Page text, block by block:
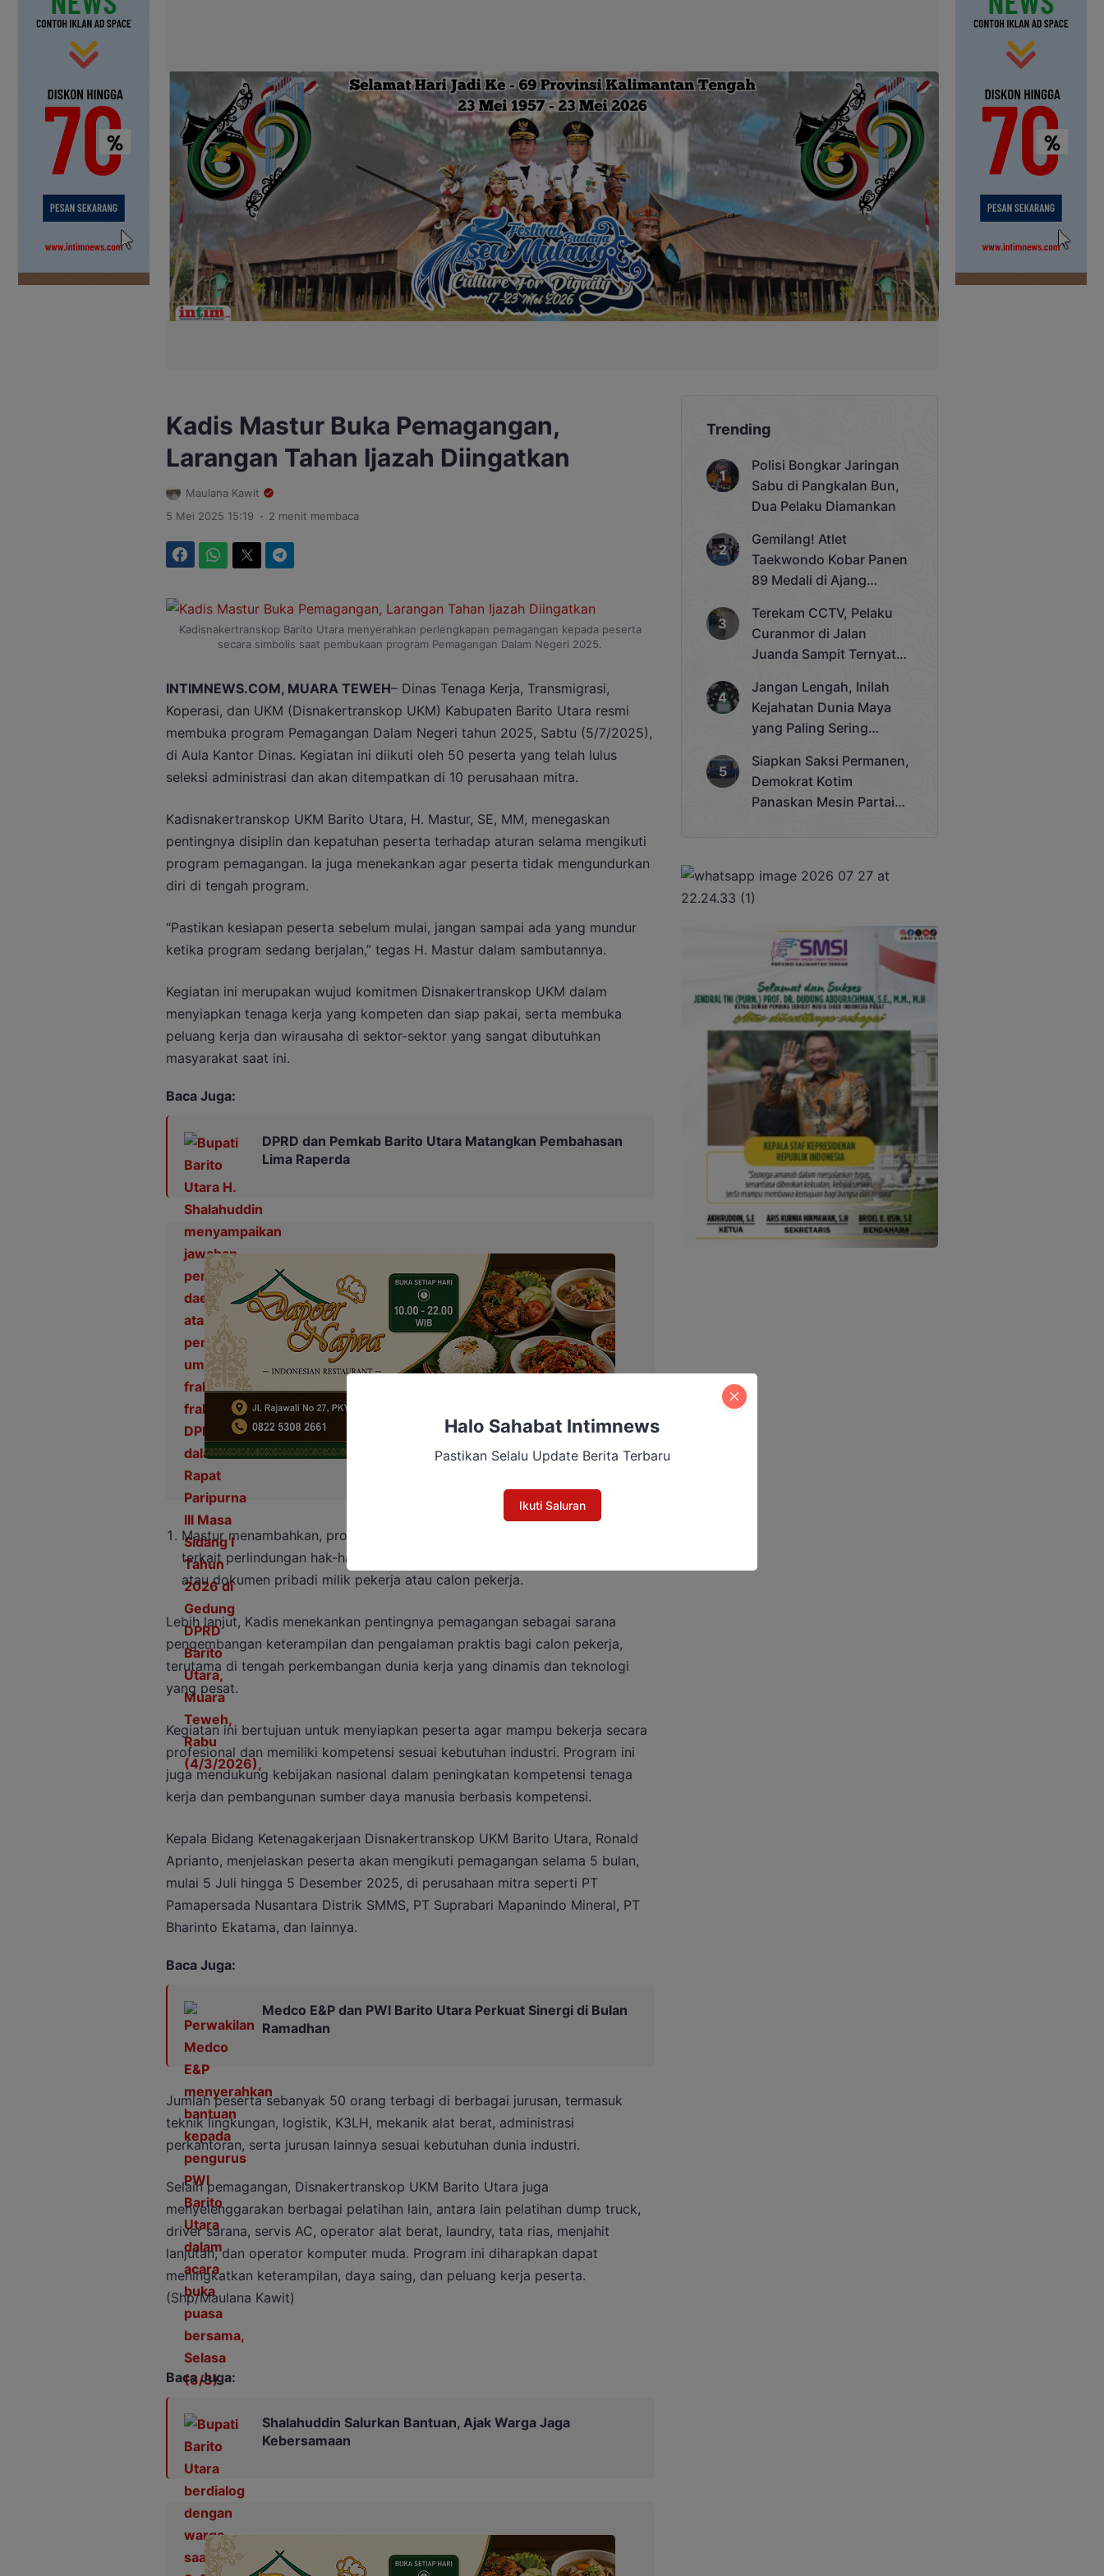
Kadis Mastur Buka Pemagangan,
Larangan Tahan Ijazah Diingatkan
Maulana Kawit
5 Mei 2025 15:19 . 2 menit membaca
Kadisnakertranskop Barito Utara menyerahkan perlengkapan pemagangan kepada peserta
secara simbolis saat pembukaan program Pemagangan Dalam Negeri 2025.
INTIMNEWS.COM, MUARA TEWEH– Dinas Tenaga Kerja, Transmigrasi,
Koperasi, dan UKM (Disnakertranskop UKM) Kabupaten Barito Utara resmi
membuka program Pemagangan Dalam Negeri tahun 2025, Sabtu (5/7/2025),
di Aula Kantor Dinas. Kegiatan ini diikuti oleh 50 peserta yang telah lulus
seleksi administrasi dan akan ditempatkan di 10 perusahaan mitra.
Kadisnakertranskop UKM Barito Utara, H. Mastur, SE, MM, menegaskan
pentingnya disiplin dan kepatuhan peserta terhadap aturan selama mengikuti
program pemagangan. Ia juga menekankan agar peserta tidak mengundurkan
diri di tengah program.
“Pastikan kesiapan peserta sebelum mulai, jangan sampai ada yang mundur
ketika program sedang berjalan,” tegas H. Mastur dalam sambutannya.
Kegiatan ini merupakan wujud komitmen Disnakertranskop UKM dalam
menyiapkan tenaga kerja yang kompeten dan siap pakai, serta membuka
peluang kerja dan wirausaha di sektor-sektor yang sangat dibutuhkan
masyarakat saat ini.
Baca Juga:
DPRD dan Pemkab Barito Utara Matangkan Pembahasan
Lima Raperda
Mastur menambahkan, program ini sejalan dengan kebijakan nasional
terkait perlindungan hak-hak pekerja, termasuk larangan penahanan ijazah
atau dokumen pribadi milik pekerja atau calon pekerja.
Lebih lanjut, Kadis menekankan pentingnya pemagangan sebagai sarana
pengembangan keterampilan dan pengalaman praktis bagi calon pekerja,
terutama di tengah perkembangan dunia kerja yang dinamis dan teknologi
yang pesat.
Kegiatan ini bertujuan untuk menyiapkan peserta agar mampu bekerja secara
profesional dan memiliki kompetensi sesuai kebutuhan industri. Program ini
juga mendukung kebijakan nasional dalam peningkatan kompetensi tenaga
kerja dan pembangunan sumber daya manusia berbasis kompetensi.
Kepala Bidang Ketenagakerjaan Disnakertranskop UKM Barito Utara, Ronald
Aprianto, menjelaskan peserta akan mengikuti pemagangan selama 5 bulan,
mulai 5 Juli hingga 5 Desember 2025, di perusahaan mitra seperti PT
Pamapersada Nusantara Distrik SMMS, PT Suprabari Mapanindo Mineral, PT
Bharinto Ekatama, dan lainnya.
Baca Juga:
Medco E&P dan PWI Barito Utara Perkuat Sinergi di Bulan
Ramadhan
Jumlah peserta sebanyak 50 orang terbagi di berbagai jurusan, termasuk
teknik lingkungan, logistik, K3LH, mekanik alat berat, administrasi
perkantoran, serta jurusan lainnya sesuai kebutuhan dunia industri.
Selain pemagangan, Disnakertranskop UKM Barito Utara juga
menyelenggarakan berbagai pelatihan lain, antara lain pelatihan dump truck,
driver sarana, servis AC, operator alat berat, laundry, tata rias, menjahit
lanjutan, dan operator komputer muda. Program ini diharapkan dapat
meningkatkan keterampilan, daya saing, dan peluang kerja peserta.
(Shp/Maulana Kawit)
Baca Juga:
Shalahuddin Salurkan Bantuan, Ajak Warga Jaga
Kebersamaan
Trending
Polisi Bongkar Jaringan
Sabu di Pangkalan Bun,
Dua Pelaku Diamankan
Gemilang! Atlet
Taekwondo Kobar Panen
89 Medali di Ajang
Cup 2025
Terekam CCTV, Pelaku
Curanmor di Jalan
Juanda Sampit Ternyata
Jangan Lengah, Inilah
Kejahatan Dunia Maya
yang Paling Sering
Siapkan Saksi Permanen,
Demokrat Kotim
Panaskan Mesin Partai
Halo Sahabat Intimnews
Pastikan Selalu Update Berita Terbaru
Ikuti Saluran